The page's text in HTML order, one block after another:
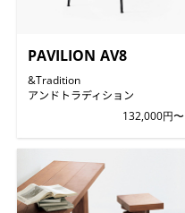
PAVILION AV8
&Tradition
アンドトラディション
132,000円〜